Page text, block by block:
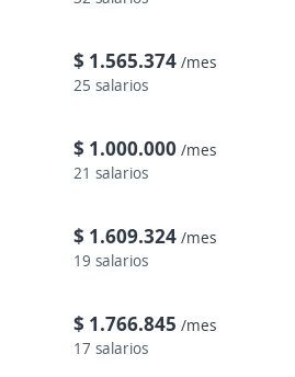
$ 1.565.374 /mes
25 salarios
$ 1.000.000 /mes
21 salarios
$ 1.609.324 /mes
19 salarios
$ 1.766.845 /mes
17 salarios